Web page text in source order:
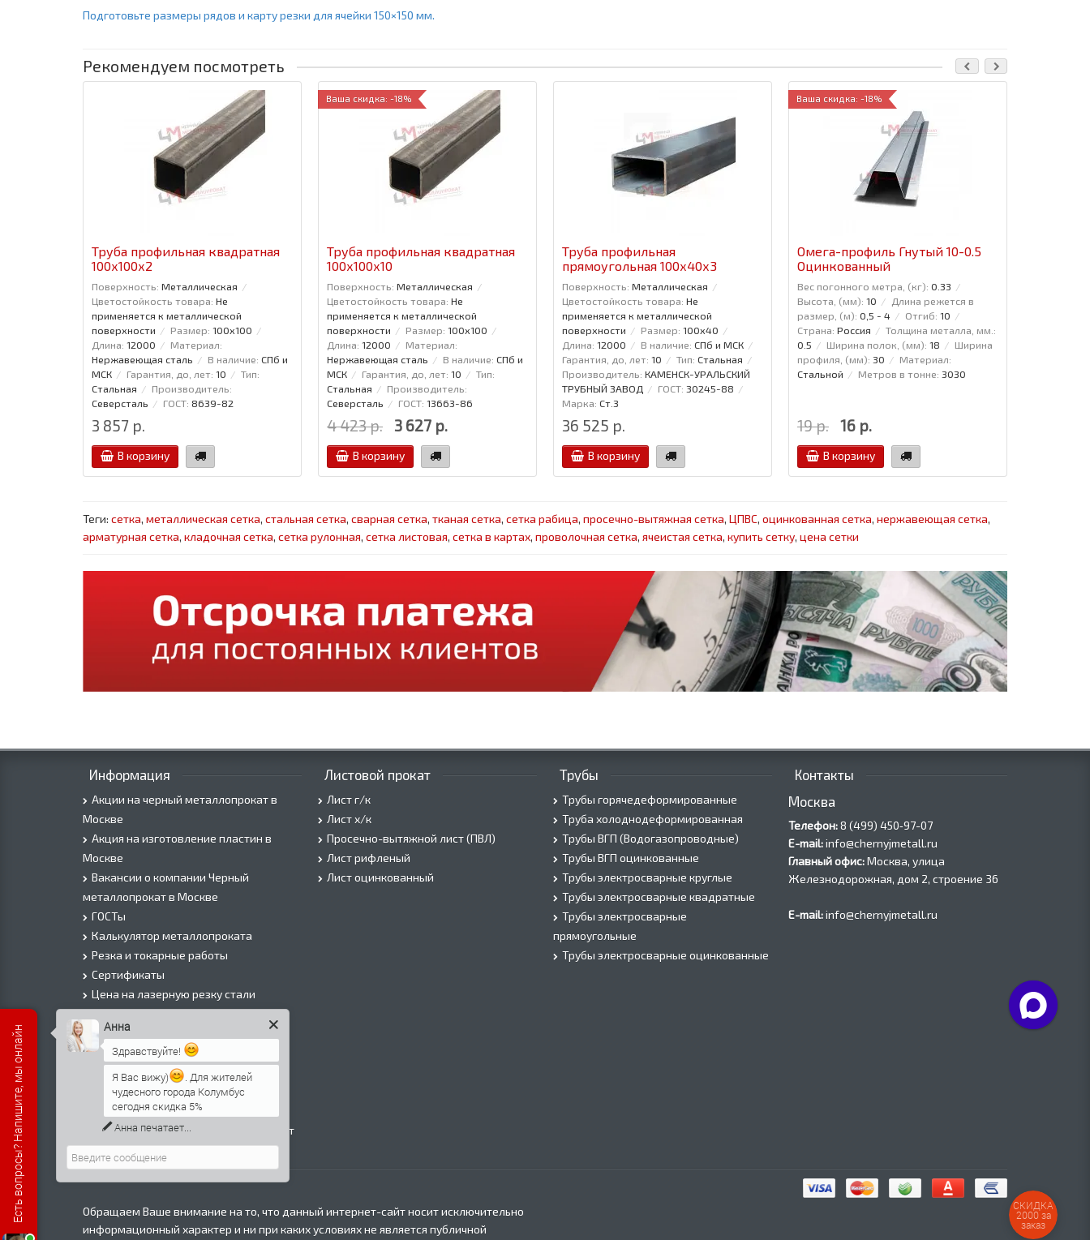
Подготовьте размеры рядов и карту резки для ячейки 150×150 мм.
Рекомендуем посмотреть
Труба профильная квадратная
100x100x2
Поверхность: Металлическая
Цветостойкость товара: Не
применяется к металлической
поверхности
Размер: 100x100
Длина: 12000
Материал:
Нержавеющая сталь
В наличие: СПб и
МСК
Гарантия, до, лет: 10
Тип:
Стальная
Производитель:
Северсталь
ГОСТ: 8639-82
3 857 р.
В корзину
Ваша скидка: -18%
Труба профильная квадратная
100x100x10
Поверхность: Металлическая
Цветостойкость товара: Не
применяется к металлической
поверхности
Размер: 100x100
Длина: 12000
Материал:
Нержавеющая сталь
В наличие: СПб и
МСК
Гарантия, до, лет: 10
Тип:
Стальная
Производитель:
Северсталь
ГОСТ: 13663-86
4 423 р. 3 627 р.
В корзину
Труба профильная
прямоугольная 100x40x3
Поверхность: Металлическая
Цветостойкость товара: Не
применяется к металлической
поверхности
Размер: 100x40
Длина: 12000 В наличие: СПб и МСК
Гарантия, до, лет: 10 Тип: Стальная
Производитель: КАМЕНСК-УРАЛЬСКИЙ
ТРУБНЫЙ ЗАВОД
ГОСТ: 30245-88
Марка: Ст.3
36 525 р.
В корзину
Ваша скидка: -18%
Омега-профиль Гнутый 10-0.5
Оцинкованный
Вес погонного метра, (кг): 0.33
Высота, (мм): 10
Длина режется в
размер, (м): 0,5 - 4 Отгиб: 10
Страна: Россия
Толщина металла, мм.:
0.5
Ширина полок, (мм): 18
Ширина
профиля, (мм): 30
Материал:
Стальной
Метров в тонне: 3030
19 р. 16 р.
В корзину
Теги: сетка, металлическая сетка, стальная сетка, сварная сетка, тканая сетка, сетка рабица, просечно-вытяжная сетка, ЦПВС, оцинкованная сетка, нержавеющая сетка,
арматурная сетка, кладочная сетка, сетка рулонная, сетка листовая, сетка в картах, проволочная сетка, ячеистая сетка, купить сетку, цена сетки
Информация
Акции на черный металлопрокат в
Москве
Акция на изготовление пластин в
Москве
Вакансии о компании Черный
металлопрокат в Москве
ГОСТы
Калькулятор металлопроката
Резка и токарные работы
Сертификаты
Цена на лазерную резку стали
Цена на плазменую резку стали
Цена на резку газом или болгаркой
О Компании
Информация о доставке
Политика безопасности
Контакты
Прайс лист на черный металлопрокат
в Москве
Листовой прокат
Лист г/к
Лист х/к
Просечно-вытяжной лист (ПВЛ)
Лист рифленый
Лист оцинкованный
Трубы
Трубы горячедеформированные
Труба холоднодеформированная
Трубы ВГП (Водогазопроводные)
Трубы ВГП оцинкованные
Трубы электросварные круглые
Трубы электросварные квадратные
Трубы электросварные
прямоугольные
Трубы электросварные оцинкованные
Контакты
Москва
Телефон:8 (499) 450‑97-07
E-mail:info@chernyjmetall.ru
Главный офис:Москва, улица
Железнодорожная, дом 2, строение 36
E-mail:info@chernyjmetall.ru
Обращаем Ваше внимание на то, что данный интернет-сайт носит исключительно
информационный характер и ни при каких условиях не является публичной
СКИДКА
2000 за
заказ
Есть вопросы? Напишите, мы онлайн Анна
Здравствуйте!
Я Вас вижу)
. Для жителей
чудесного города Колумбус
сегодня скидка 5%
Анна печатает...